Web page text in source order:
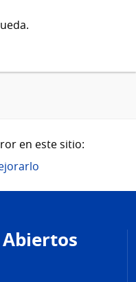
en este sitio: